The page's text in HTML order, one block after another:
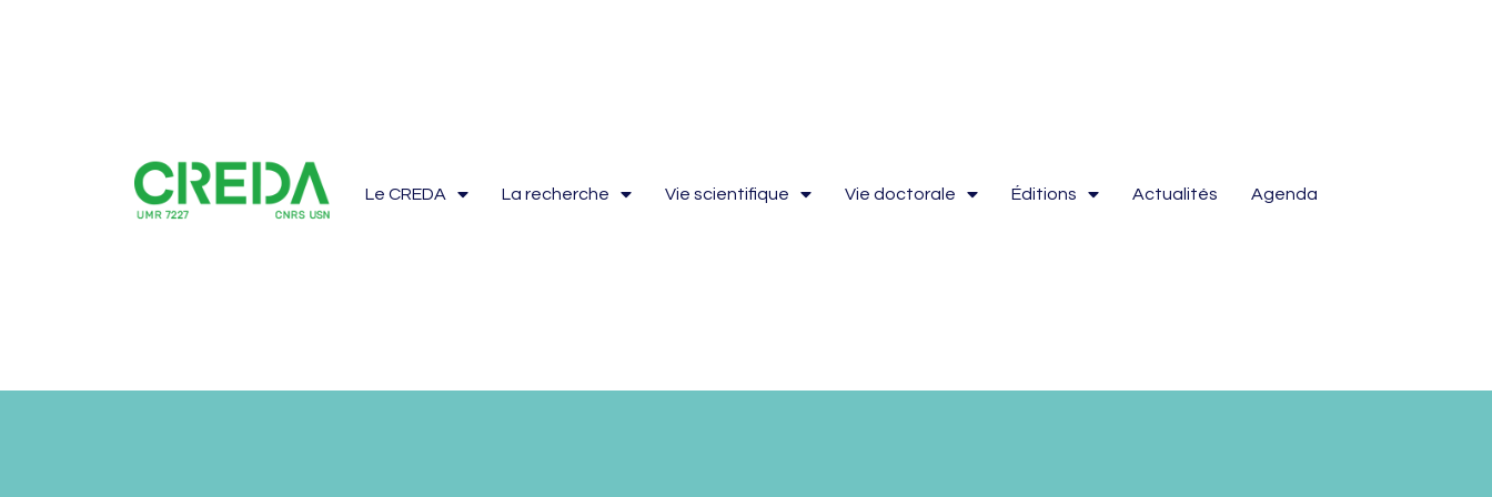
Le CREDA La recherche Vie scientifique Vie doctorale Éditions Actualités Agenda